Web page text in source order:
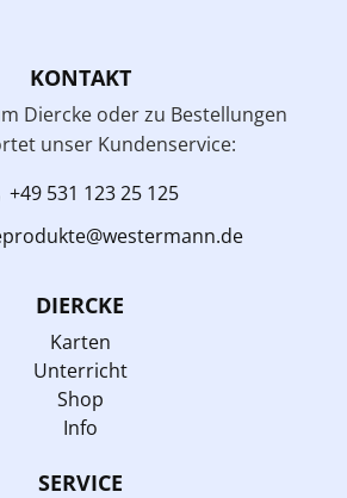
KONTAKT
Diercke oder zu Bestellungen
unser Kundenservice:
+49 531 123 25 125
DIERCKE
Karten
Unterricht
Shop
Info
SERVICE